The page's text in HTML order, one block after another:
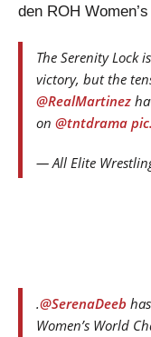
den ROH
The Serenity Lock
victory, but the
@RealMartinez
on @tntdrama
— All Elite
.@SerenaDeeb
Women’s World